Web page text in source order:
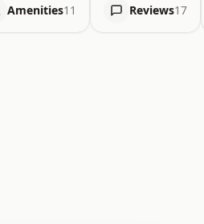
Amenities11 Reviews17